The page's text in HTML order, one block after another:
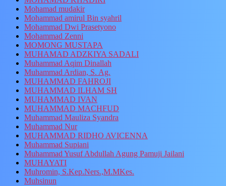
Mohamad mudakir
Mohammad amirul Bin syahril
Mohammad Dwi Prasetyono
Mohammad Zenni
MOMONG MUSTAPA
MUHAMAD ADZKIYA SADALI
Muhammad Aqim Dinallah
Muhammad Ardian, S. Ag.
MUHAMMAD FAHROJI
MUHAMMAD ILHAM SH
MUHAMMAD IVAN
MUHAMMAD MACHFUD
Muhammad Mauliza Syandra
Muhammad Nur
MUHAMMAD RIDHO AVICENNA
Muhammad Supiani
Muhammad Yusuf Abdullah Agung Pamuji Jailani
MUHAYATI
Muhromin, S.Kep.Ners.,M.MKes.
Muhsinun